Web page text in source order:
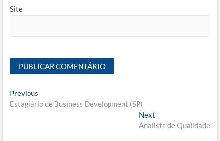
Site
Navegação
de
PreviousPrevious
post:
Estagiário de Business Development (SP)
Next
post:
Analista de Qualidade